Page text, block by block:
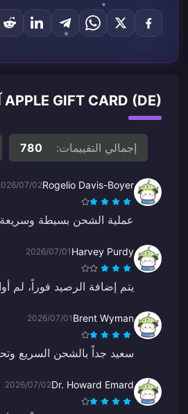
APPLE GIFT CARD (DE) آراء العملاء حول الشحن
إجمالي التقييمات: 780
Rogelio Davis-Boyer
07/02
عملية الشحن بسيطة
Harvey Purdy
2026/07/01
يتم إضافة الرصيد فوراً، لم
Brent Wyman
2026/07/01
سعيد جداً بالشحن السريع
Dr. Howard Emard
2026/07/02